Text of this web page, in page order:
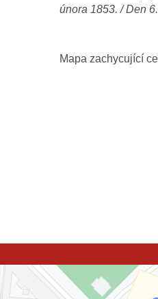
února 1853. / Den
Mapa zachycující